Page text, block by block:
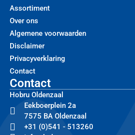
Assortiment
Over ons
Algemene voorwaarden
Disclaimer
Privacyverklaring
Contact
Contact
Hobru Oldenzaal
Eekboerplein 2a
7575 BA Oldenzaal
+31 (0)541 - 513260